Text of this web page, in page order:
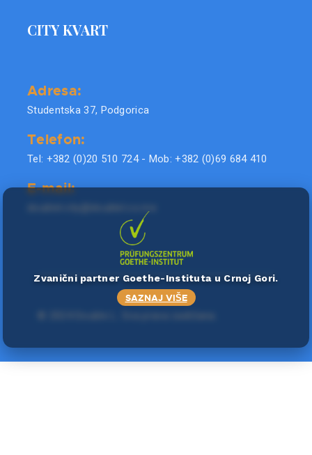
CITY KVART
Adresa:
Studentska 37, Podgorica
Telefon:
Tel: +382 (0)20 510 724 - Mob: +382 (0)69 684 410
E-mail:
Zvanični partner Goethe-Instituta u Crnoj Gori.
SAZNAJ VIŠE